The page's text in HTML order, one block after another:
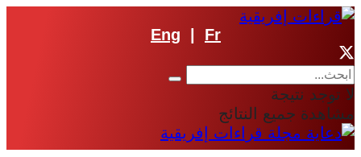
Eng Fr
لا توجد نتيجة
مشاهدة جميع النتائج